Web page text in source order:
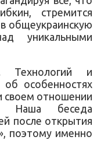
стремится
общеукраинскую
уникальными
Технологий и
об особенностях
своем отношении
Наша беседа
после открытия
поэтому именно